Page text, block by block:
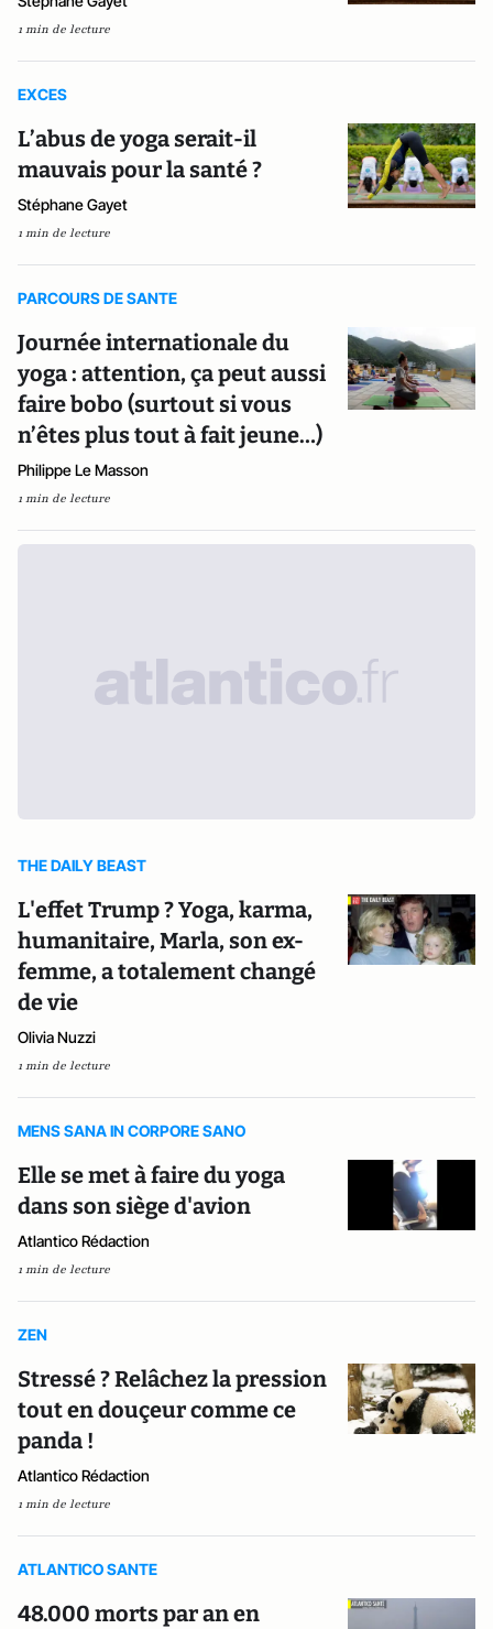
1 min de lecture
EXCES
L’abus de yoga serait-il
mauvais pour la santé ?
Stéphane Gayet
1 min de lecture
PARCOURS DE SANTE
Journée internationale du
yoga : attention, ça peut aussi
faire bobo (surtout si vous
n’êtes plus tout à fait jeune…)
Philippe Le Masson
1 min de lecture
THE DAILY BEAST
L'effet Trump ? Yoga, karma,
humanitaire, Marla, son ex-
femme, a totalement changé
de vie
Olivia Nuzzi
1 min de lecture
MENS SANA IN CORPORE SANO
Elle se met à faire du yoga
dans son siège d'avion
Atlantico Rédaction
1 min de lecture
ZEN
Stressé ? Relâchez la pression
tout en douçeur comme ce
panda !
Atlantico Rédaction
1 min de lecture
ATLANTICO SANTE
48.000 morts par an en